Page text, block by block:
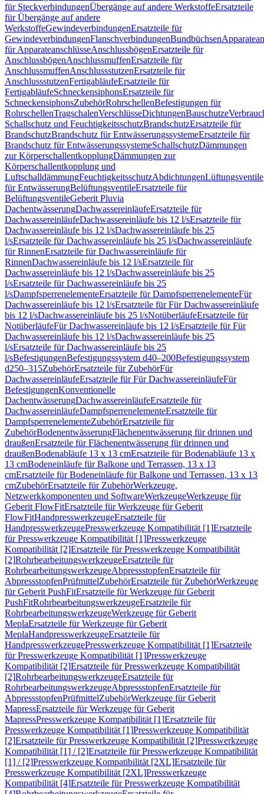
für SteckverbindungenÜbergänge auf andere WerkstoffeErsatzteile
für Übergänge auf andere
WerkstoffeGewindeverbindungenErsatzteile für
GewindeverbindungenFlanschverbindungenBundbüchsen
für ApparateanschlüsseAnschlussbögenErsatzteile für
AnschlussbögenAnschlussmuffenErsatzteile für
AnschlussmuffenAnschlussstutzenErsatzteile für
AnschlussstutzenFertigabläufeErsatzteile für
FertigabläufeSchneckensiphonsErsatzteile für
SchneckensiphonsZubehörRohrschellenBefestigungen für
RohrschellenTragschalenVerschlüsseDichtungenBauschutze
Schallschutz und FeuchtigkeitsschutzBrandschutzErsatzteile für
BrandschutzBrandschutz für EntwässerungssystemeErsatzteile für
Brandschutz für EntwässerungssystemeSchallschutzDämmungen
zur KörperschallentkopplungDämmungen zur
Körperschallentkopplung und
LuftschalldämmungFeuchtigkeitsschutzAbdichtungenLüftungsventile
für EntwässerungBelüftungsventileErsatzteile für
BelüftungsventileGeberit Pluvia
DachentwässerungDachwassereinläufeErsatzteile für
DachwassereinläufeDachwassereinläufe bis 12 l/sErsatzteile für
Dachwassereinläufe bis 12 l/sDachwassereinläufe bis 25
l/sErsatzteile für Dachwassereinläufe bis 25 l/sDachwassereinläufe
für RinnenErsatzteile für Dachwassereinläufe für
RinnenDachwassereinläufe bis 12 l/sErsatzteile für
Dachwassereinläufe bis 12 l/sDachwassereinläufe bis 25
l/sErsatzteile für Dachwassereinläufe bis 25
l/sDampfsperrenelementeErsatzteile für DampfsperrenelementeFür
Dachwassereinläufe bis 12 l/sErsatzteile für Für Dachwassereinläufe
bis 12 l/sDachwassereinläufe bis 25 l/sNotüberläufeErsatzteile für
NotüberläufeFür Dachwassereinläufe bis 12 l/sErsatzteile für Für
Dachwassereinläufe bis 12 l/sDachwassereinläufe bis 25
l/sErsatzteile für Dachwassereinläufe bis 25
l/sBefestigungenBefestigungssystem d40–200Befestigungssystem
d250–315ZubehörErsatzteile für ZubehörFür
DachwassereinläufeErsatzteile für Für DachwassereinläufeFür
BefestigungenKonventionelle
DachentwässerungDachwassereinläufeErsatzteile für
DachwassereinläufeDampfsperrenelementeErsatzteile für
DampfsperrenelementeZubehörErsatzteile für
ZubehörBodenentwässerungFlächenentwässerung für drinnen und
draußenErsatzteile für Flächenentwässerung für drinnen und
draußenBodenabläufe 13 x 13 cmErsatzteile für Bodenabläufe 13 x
13 cmBodeneinläufe für Balkone und Terrassen, 13 x 13
cmErsatzteile für Bodeneinläufe für Balkone und Terrassen, 13 x 13
cmZubehörErsatzteile für ZubehörWerkzeuge,
Netzwerkkomponenten und SoftwareWerkzeugeWerkzeuge für
Geberit FlowFitErsatzteile für Werkzeuge für Geberit
FlowFitHandpresswerkzeugeErsatzteile für
HandpresswerkzeugePresswerkzeuge Kompatibilität [1]Ersatzteile
für Presswerkzeuge Kompatibilität [1]Presswerkzeuge
Kompatibilität [2]Ersatzteile für Presswerkzeuge Kompatibilität
[2]RohrbearbeitungswerkzeugeErsatzteile für
RohrbearbeitungswerkzeugeAbpressstopfenErsatzteile für
AbpressstopfenPrüfmittelZubehörErsatzteile für ZubehörWerkzeuge
für Geberit PushFitErsatzteile für Werkzeuge für Geberit
PushFitRohrbearbeitungswerkzeugeErsatzteile für
RohrbearbeitungswerkzeugeWerkzeuge für Geberit
MeplaErsatzteile für Werkzeuge für Geberit
MeplaHandpresswerkzeugeErsatzteile für
HandpresswerkzeugePresswerkzeuge Kompatibilität [1]Ersatzteile
für Presswerkzeuge Kompatibilität [1]Presswerkzeuge
Kompatibilität [2]Ersatzteile für Presswerkzeuge Kompatibilität
[2]RohrbearbeitungswerkzeugeErsatzteile für
RohrbearbeitungswerkzeugeAbpressstopfenErsatzteile für
AbpressstopfenPrüfmittelZubehörWerkzeuge für Geberit
MapressErsatzteile für Werkzeuge für Geberit
MapressPresswerkzeuge Kompatibilität [1]Ersatzteile für
Presswerkzeuge Kompatibilität [1]Presswerkzeuge Kompatibilität
[2]Ersatzteile für Presswerkzeuge Kompatibilität [2]Presswerkzeuge
Kompatibilität [1] / [2]Ersatzteile für Presswerkzeuge Kompatibilität
[1] / [2]Presswerkzeuge Kompatibilität [2XL]Ersatzteile für
Presswerkzeuge Kompatibilität [2XL]Presswerkzeuge
Kompatibilität [4]Ersatzteile für Presswerkzeuge Kompatibilität